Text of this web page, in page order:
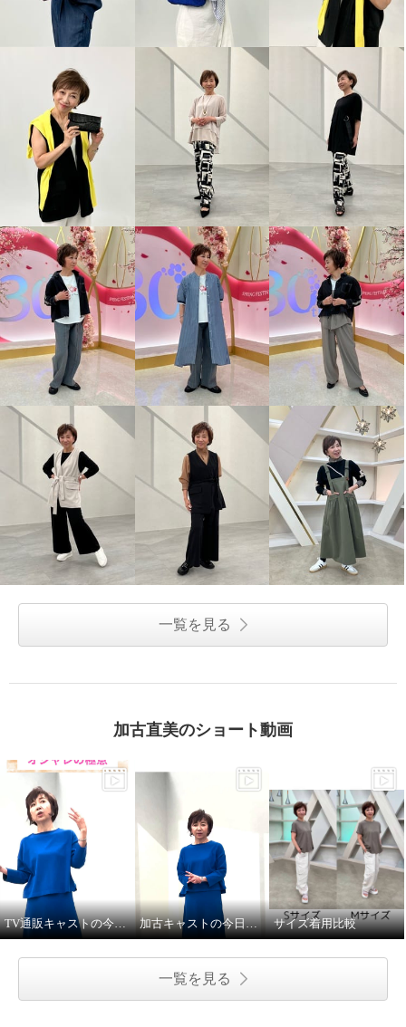
一覧を見る
加古直美のショート動画
TV通販キャストの今日の私服② 加古キャストの今日の私服① サイズ着用比較
一覧を見る